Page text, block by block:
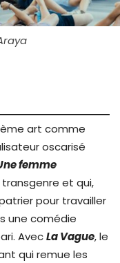
art comme
oscarisé
femme
transgenre et qui,
pour travailler
une comédie
AvecLa Vague, le
qui remue les